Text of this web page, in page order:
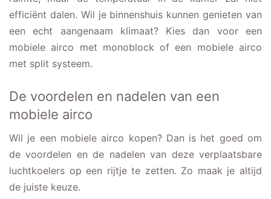
efficiënt dalen. Wil je binnenshuis kunnen genieten van
een echt aangenaam klimaat? Kies dan voor een
mobiele airco met monoblock of een mobiele airco
met split systeem.
De voordelen en nadelen van een
mobiele airco
Wil je een mobiele airco kopen? Dan is het goed om
de voordelen en de nadelen van deze verplaatsbare
luchtkoelers op een rijtje te zetten. Zo maak je altijd
de juiste keuze.